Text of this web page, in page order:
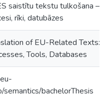
saistītu tekstu tulkošana –
rīki, datubāzes
of EU-Related Texts:
Tools, Databases
semantics/bachelorThesis